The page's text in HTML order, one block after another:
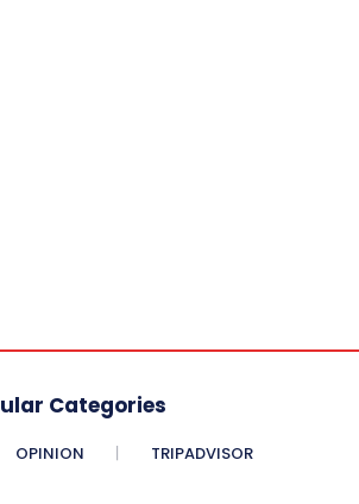
Categories
OPINION TRIPADVISOR